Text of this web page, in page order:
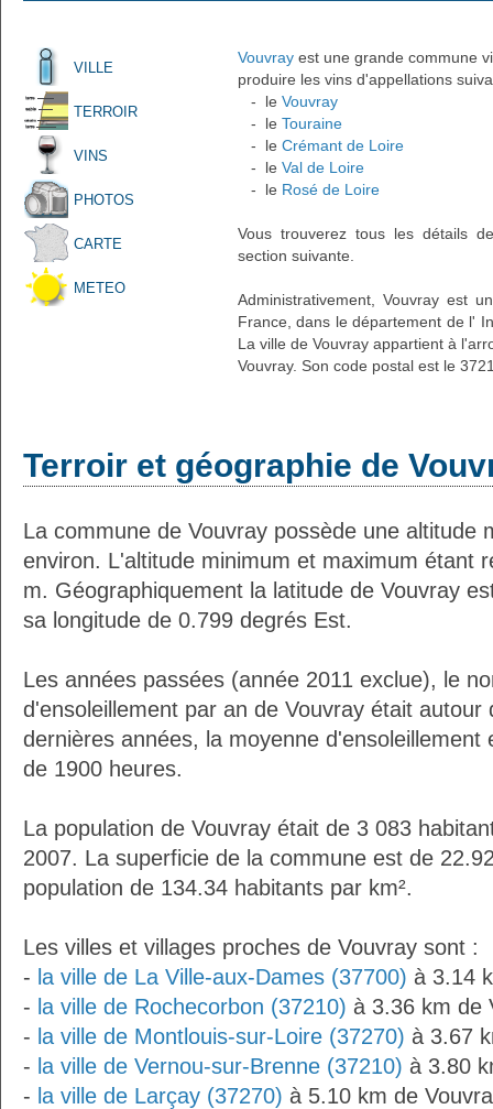
VILLE
TERROIR
VINS
PHOTOS
CARTE
METEO
Vouvray est une grande commune
produire les vins d'appellations
- le Vouvray
- le Touraine
- le Crémant de Loire
- le Val de Loire
- le Rosé de Loire
Vous trouverez tous les détails
section suivante.
Administrativement, Vouvray est
France, dans le département de l'
La ville de Vouvray appartient à
Vouvray. Son code postal est le
Terroir et géographie de
La commune de Vouvray possède une altitude
environ. L'altitude minimum et maximum étant
m. Géographiquement la latitude de Vouvray
sa longitude de 0.799 degrés Est.
Les années passées (année 2011 exclue), le
d'ensoleillement par an de Vouvray était autour
dernières années, la moyenne d'ensoleillement
de 1900 heures.
La population de Vouvray était de 3 083
2007. La superficie de la commune est de
population de 134.34 habitants par km².
Les villes et villages proches de Vouvray sont :
- la ville de La Ville-aux-Dames (37700) à 3.14
- la ville de Rochecorbon (37210) à 3.36 km de
- la ville de Montlouis-sur-Loire (37270) à 3.67
- la ville de Vernou-sur-Brenne (37210) à 3.80
- la ville de Larçay (37270) à 5.10 km de